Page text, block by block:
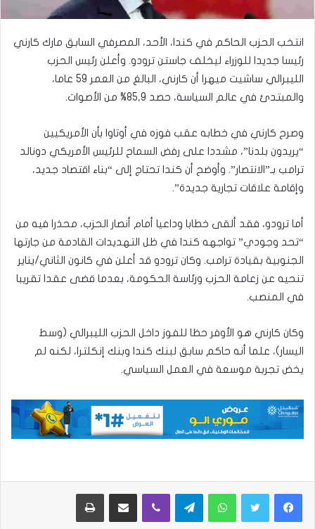
انتخب الحزب الحاكم في كندا، الأحد، المصرفي السابق مارك كارني
رئيسا جديدا للوزراء ليخلف جاستن ترودو. وأعلن رئيس الحزب
الليبرالي ساشيت ميهرا أن كارني، البالغ من العمر 59 عاما،
والمبتدئ في عالم السياسة، حصد 85,9% من الأصوات.
وصرح كارني في خطابه عقب فوزه في أوتاوا بأن الأمريكيين
“يريدون بلدنا”، مشددا على رفض السماح للرئيس الأمريكي دونالد
ترامب بـ”الانتصار”. وأوضح أن كندا تحتاج إلى “بناء اقتصاد جديد،
وإقامة علاقات تجارية جديدة”.
أما ترودو، فقد ألقى خطابا وداعيا أمام أنصار الحزب، محذرا فيه من
“تحد وجودي” تواجهه كندا في ظل التهديدات القادمة من جارتها
الجنوبية بقيادة ترامب. وكان ترودو قد أعلن في كانون الثاني/يناير
تنحيه عن زعامة الحزب ورئاسة الحكومة، بعدما قضى عقدا تقريبا
في المنصب.
وكان كارني هو الأوفر حظا للفوز داخل الحزب الليبرالي (وسط
اليسار)، علما أنه حاكم سابق لبنك كندا وبنك إنكلترا، لكنه لم
يخض تجربة موسعة في العمل السياسي.
واتساب تيلقرام ڤايبر مشاركة عبر البريد طباعة